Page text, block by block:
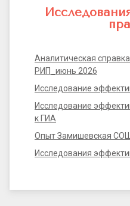
практик
Аналитическая
РИП_июнь 2026
Исследование
Исследование
к ГИА
Опыт Замишевская СОШ
Исследования